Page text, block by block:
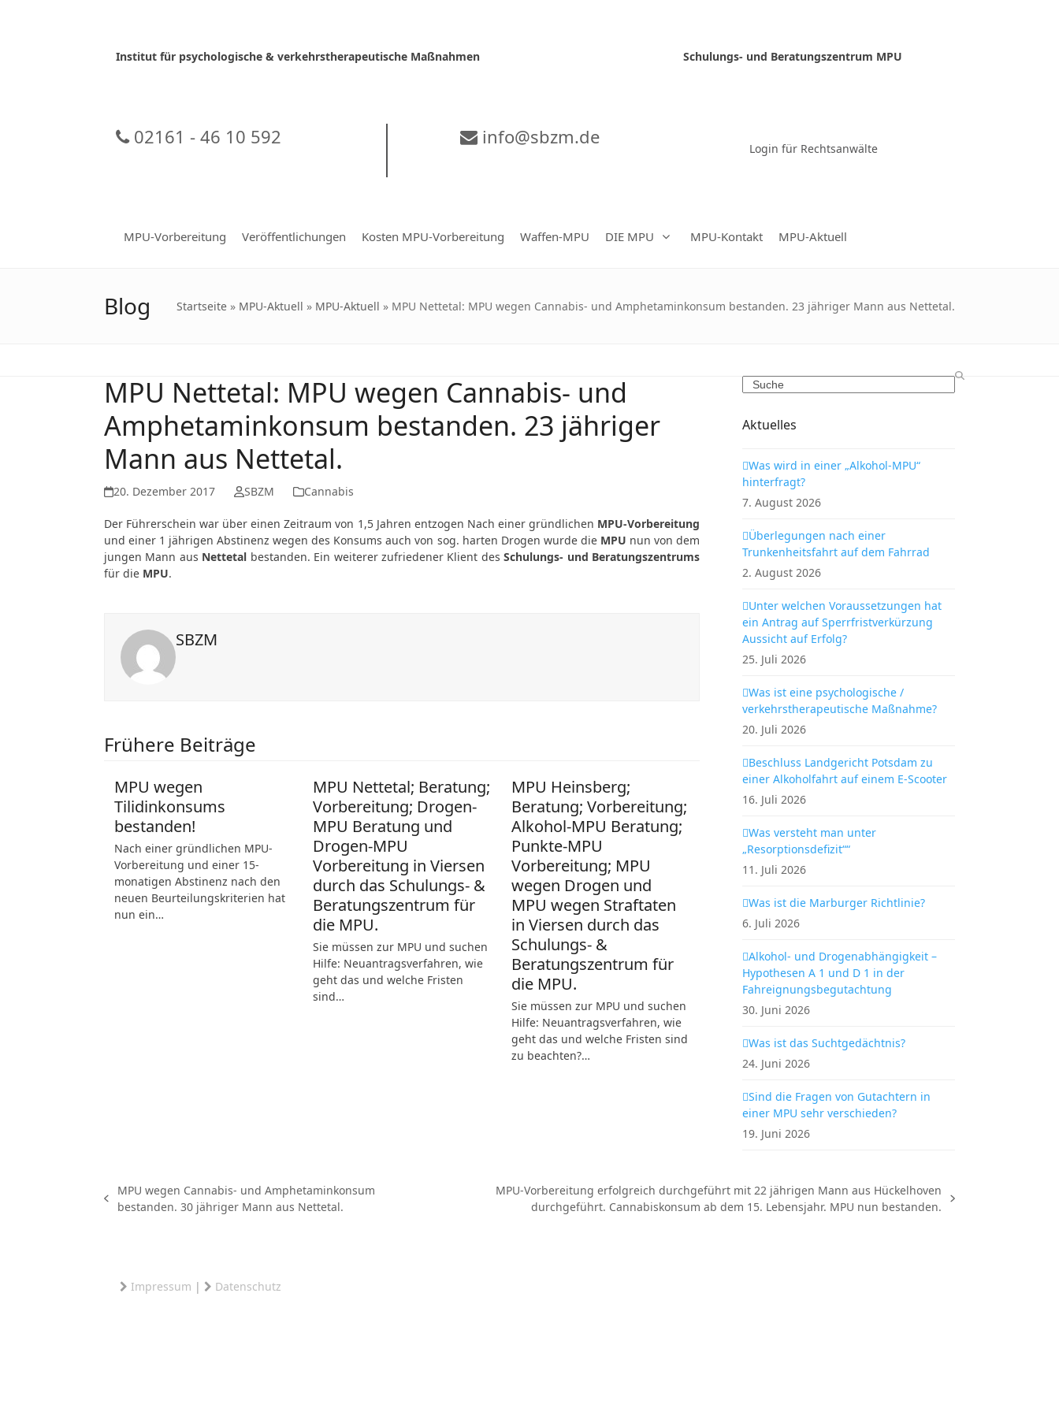
Institut für psychologische & verkehrstherapeutische Maßnahmen
Schulungs- und Beratungszentrum MPU
02161 - 46 10 592 info@sbzm.de
Login für Rechtsanwälte
MPU-Vorbereitung Veröffentlichungen Kosten MPU-Vorbereitung Waffen-MPU DIE MPU MPU-Kontakt MPU-Aktuell
Blog Startseite » MPU-Aktuell » MPU-Aktuell » MPU Nettetal: MPU wegen Cannabis- und Amphetaminkonsum bestanden. 23 jähriger Mann aus Nettetal.
MPU Nettetal: MPU wegen Cannabis- und
Amphetaminkonsum bestanden. 23 jähriger
Mann aus Nettetal.
20. Dezember 2017 SBZM Cannabis
Der Führerschein war über einen Zeitraum von 1,5 Jahren entzogen Nach einer gründlichen MPU-Vorbereitung
und einer 1 jährigen Abstinenz wegen des Konsums auch von sog. harten Drogen wurde die MPU nun von dem
jungen Mann aus Nettetal bestanden. Ein weiterer zufriedener Klient desSchulungs- und Beratungszentrums
für die MPU.
SBZM
Frühere Beiträge
MPU wegen
Tilidinkonsums
bestanden!
Nach einer gründlichen MPU-
Vorbereitung und einer 15-
monatigen Abstinenz nach den
neuen Beurteilungskriterien hat
nun ein…
MPU Nettetal; Beratung;
Vorbereitung; Drogen-
MPU Beratung und
Drogen-MPU
Vorbereitung in Viersen
durch das Schulungs- &
Beratungszentrum für
die MPU.
Sie müssen zur MPU und suchen
Hilfe: Neuantragsverfahren, wie
geht das und welche Fristen
sind…
MPU Heinsberg;
Beratung; Vorbereitung;
Alkohol-MPU Beratung;
Punkte-MPU
Vorbereitung; MPU
wegen Drogen und
MPU wegen Straftaten
in Viersen durch das
Schulungs- &
Beratungszentrum für
die MPU.
Sie müssen zur MPU und suchen
Hilfe: Neuantragsverfahren, wie
geht das und welche Fristen sind
zu beachten?…
Search
Aktuelles
Was wird in einer „Alkohol-MPU“
hinterfragt?
7. August 2026
Überlegungen nach einer
Trunkenheitsfahrt auf dem Fahrrad
2. August 2026
Unter welchen Voraussetzungen hat
ein Antrag auf Sperrfristverkürzung
Aussicht auf Erfolg?
25. Juli 2026
Was ist eine psychologische /
verkehrstherapeutische Maßnahme?
20. Juli 2026
Beschluss Landgericht Potsdam zu
einer Alkoholfahrt auf einem E-Scooter
16. Juli 2026
Was versteht man unter
„Resorptionsdefizit““
11. Juli 2026
Was ist die Marburger Richtlinie?
6. Juli 2026
Alkohol- und Drogenabhängigkeit –
Hypothesen A 1 und D 1 in der
Fahreignungsbegutachtung
30. Juni 2026
Was ist das Suchtgedächtnis?
24. Juni 2026
Sind die Fragen von Gutachtern in
einer MPU sehr verschieden?
19. Juni 2026
vorheriger
MPU wegen Cannabis- und Amphetaminkonsum
bestanden. 30 jähriger Mann aus Nettetal.
MPU-Vorbereitung erfolgreich durchgeführt mit 22 jährigen Mann aus Hückelhoven
durchgeführt. Cannabiskonsum ab dem 15. Lebensjahr. MPU nun bestanden.
Impressum | Datenschutz